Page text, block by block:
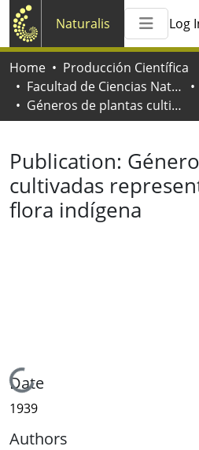
Naturalis
All
Log
Home
Producción Científica
Facultad de Ciencias Naturales y Museo
Géneros de plantas cultivadas representados en la flora indígena
Publication:
cultivadas
flora indígena
Loading...
Date
1939
Authors